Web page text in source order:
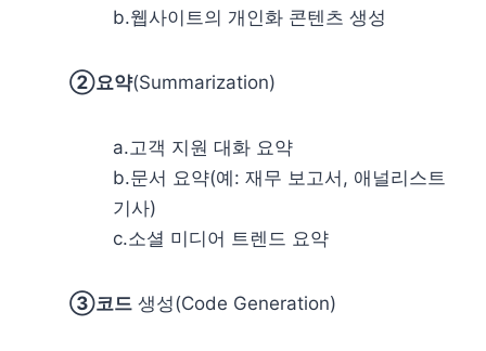
b.웹사이트의 개인화 콘텐츠 생성
②요약(Summarization)
a.고객 지원 대화 요약
b.문서 요약(예: 재무 보고서, 애널리스트
기사)
c.소셜 미디어 트렌드 요약
③코드 생성(Code Generation)